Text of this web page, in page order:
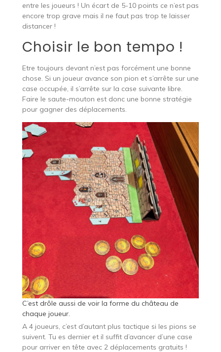
entre les joueurs ! Un écart de 5-10 points ce n’est pas
encore trop grave mais il ne faut pas trop te laisser
distancer !
Choisir le bon tempo !
Etre toujours devant n’est pas forcément une bonne
chose. Si un joueur avance son pion et s’arrête sur une
case occupée, il s’arrête sur la case suivante libre.
Faire le saute-mouton est donc une bonne stratégie
pour gagner des déplacements.
C’est drôle aussi de voir la forme du château de
chaque joueur.
A 4 joueurs, c’est d’autant plus tactique si les pions se
suivent. Tu es dernier et il suffit d’avancer d’une case
pour arriver en tête avec 2 déplacements gratuits !